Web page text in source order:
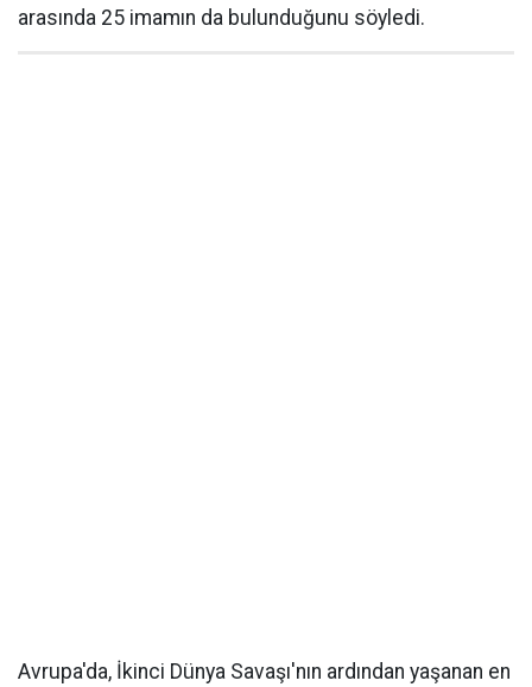
arasında 25 imamın da bulunduğunu söyledi.
Avrupa'da, İkinci Dünya Savaşı'nın ardından yaşanan en